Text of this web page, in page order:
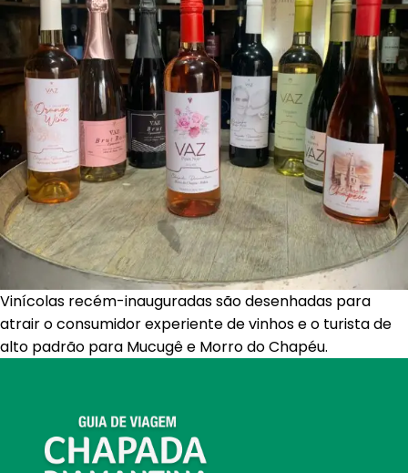
Vinícolas recém-inauguradas são desenhadas para
atrair o consumidor experiente de vinhos e o turista de
alto padrão para Mucugê e Morro do Chapéu.